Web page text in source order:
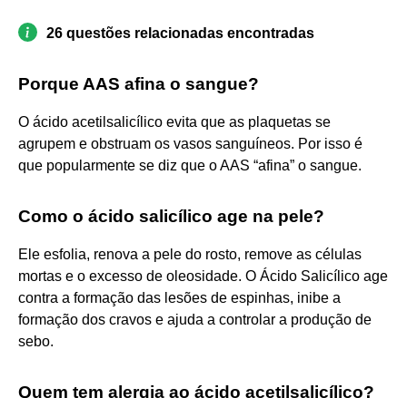
26 questões relacionadas encontradas
Porque AAS afina o sangue?
O ácido acetilsalicílico evita que as plaquetas se
agrupem e obstruam os vasos sanguíneos. Por isso é
que popularmente se diz que o AAS “afina” o sangue.
Como o ácido salicílico age na pele?
Ele esfolia, renova a pele do rosto, remove as células
mortas e o excesso de oleosidade. O Ácido Salicílico age
contra a formação das lesões de espinhas, inibe a
formação dos cravos e ajuda a controlar a produção de
sebo.
Quem tem alergia ao ácido acetilsalicílico?